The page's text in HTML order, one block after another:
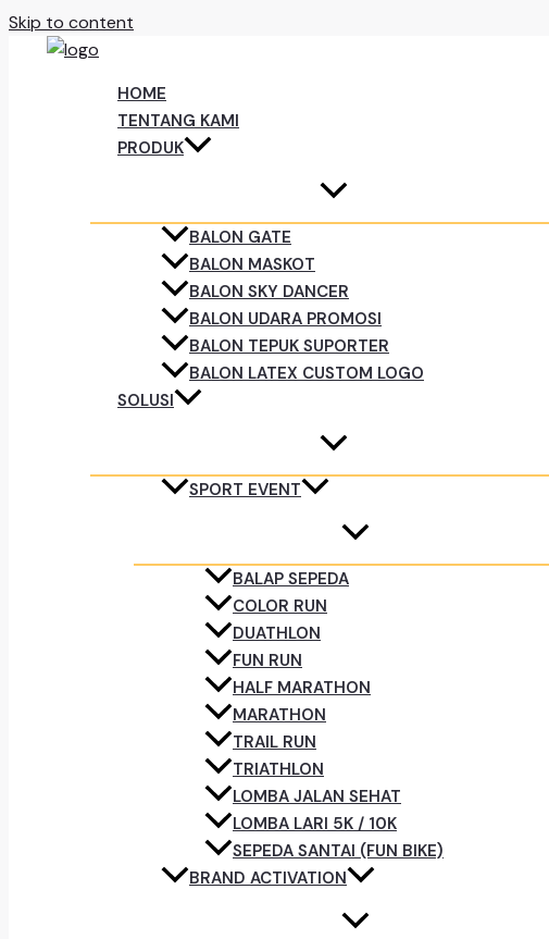
Skip to content
HOME
TENTANG KAMI
PRODUK
BALON GATE
BALON MASKOT
BALON SKY DANCER
BALON UDARA PROMOSI
BALON TEPUK SUPORTER
BALON LATEX CUSTOM LOGO
SOLUSI
SPORT EVENT
BALAP SEPEDA
COLOR RUN
DUATHLON
FUN RUN
HALF MARATHON
MARATHON
TRAIL RUN
TRIATHLON
LOMBA JALAN SEHAT
LOMBA LARI 5K / 10K
SEPEDA SANTAI (FUN BIKE)
BRAND ACTIVATION